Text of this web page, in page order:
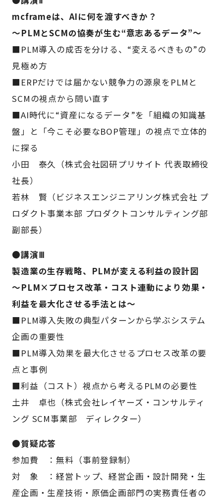
mcframeは、AIに何を渡すべきか？
～PLMとSCMの協奏が生む“意志あるデータ”～
■PLM導入の成否を分ける、“変えるべきもの”の
見極め方
■ERPだけでは届かない競争力の源泉をPLMと
SCMの視点から問い直す
■AI時代に“資産になるデータ”を「組織の知識基
盤」と「今こそ必要なBOP管理」の視点で立体的
に探る
小田 泰久（株式会社図研プリサイト 代表取締役
社長）
若林 賢（ビジネスエンジニアリング株式会社 プ
ロダクト事業本部 プロダクトコンサルティング部
副部長）
●講演Ⅲ
製造業の生存戦略、PLMが変える利益の設計図
～PLM×プロセス改革・コスト連動により効果・
利益を最大化させる手法とは～
■PLM導入失敗の典型パターンから学ぶシステム
企画の重要性
■PLM導入効果を最大化させるプロセス改革の要
点と事例
■利益（コスト）視点から考えるPLMの必要性
土井 卓也（株式会社レイヤーズ・コンサルティ
ング SCM事業部 ディレクター）
●質疑応答
参加費 ：無料（事前登録制）
対 象 ：経営トップ、経営企画・設計開発・生
産企画・生産技術・原価企画部門の実務責任者の